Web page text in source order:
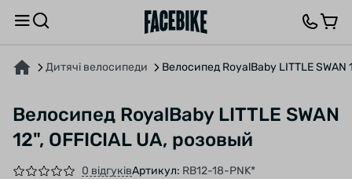
Дитячі велосипеди Велосипед RoyalBaby LITTLE SWAN
Велосипед RoyalBaby LITTLE SWAN
12", OFFICIAL UA, розовый
0 відгуківАртикул: RB12-18-PNK*
ПРО ТОВАР ВІДГУКИ ТА ЗАПИТАННЯ